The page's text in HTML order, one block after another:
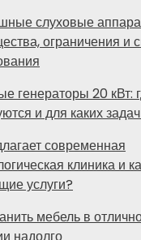
слуховые
ограничения и
генераторы 20 кВт:
и для каких
современная
клиника и
услуги?
мебель в
надолго